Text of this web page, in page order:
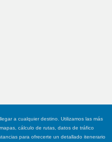
a cualquier destino. Utilizamos las más
cálculo de rutas, datos de tráfico
para ofrecerte un detallado itenerario